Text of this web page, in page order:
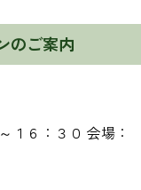
のご案内
１６：３０ 会場